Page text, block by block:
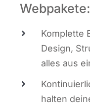
Webpakete:
Kom­plet­te
Design,
alles aus
hal­ten